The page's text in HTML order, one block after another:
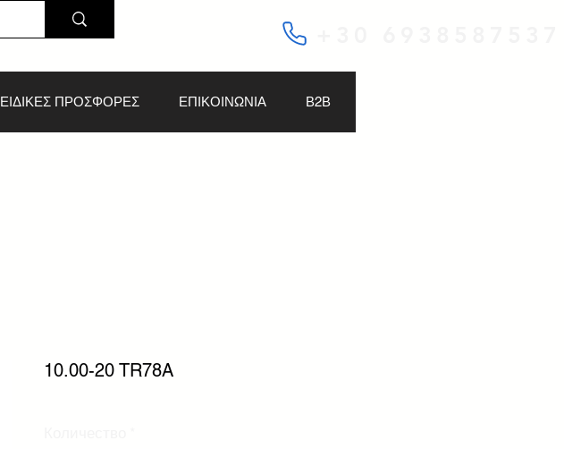
ΕΙΔΙΚΕΣ ΠΡΟΣΦΟΡΕΣ ΕΠΙΚΟΙΝΩΝΙΑ Β2Β
10.00-20 TR78A